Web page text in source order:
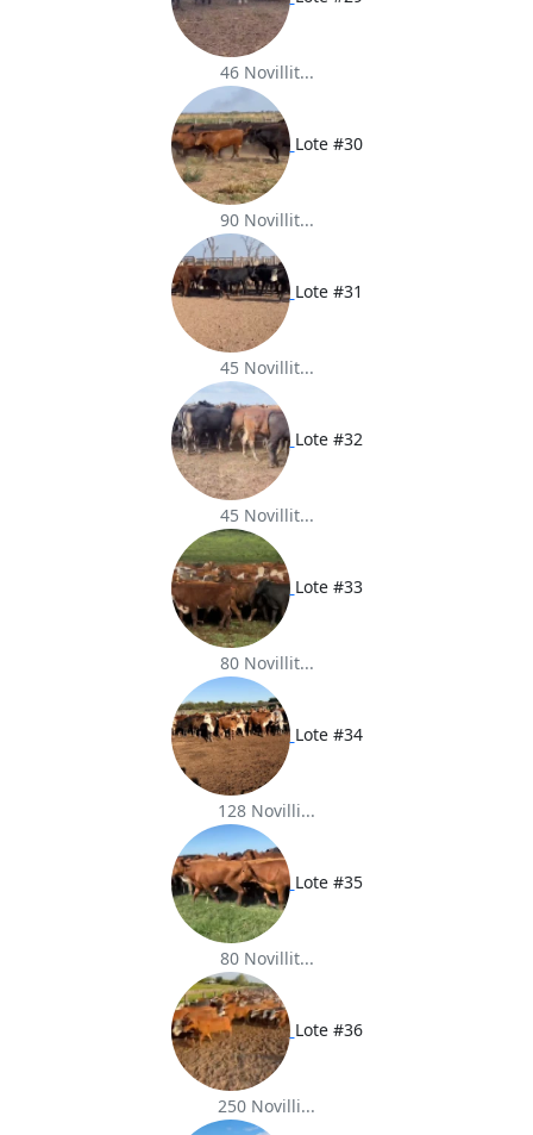
46 Novillit...
Lote #30
90 Novillit...
Lote #31
45 Novillit...
Lote #32
45 Novillit...
Lote #33
80 Novillit...
Lote #34
128 Novilli...
Lote #35
80 Novillit...
Lote #36
250 Novilli...